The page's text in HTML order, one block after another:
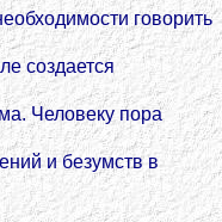
говорить
создается
Человеку пора
и безумств в